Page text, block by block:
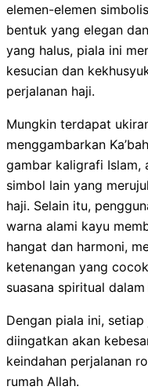
elemen-elemen
bentuk yang elegan
yang halus, piala ini
kesucian dan
perjalanan haji.
Mungkin terdapat
menggambarkan
gambar kaligrafi Islam,
simbol lain yang
haji. Selain itu,
warna alami kayu
hangat dan harmoni,
ketenangan yang
suasana spiritual
Dengan piala ini, setiap
diingatkan akan
keindahan perjalanan
rumah Allah.